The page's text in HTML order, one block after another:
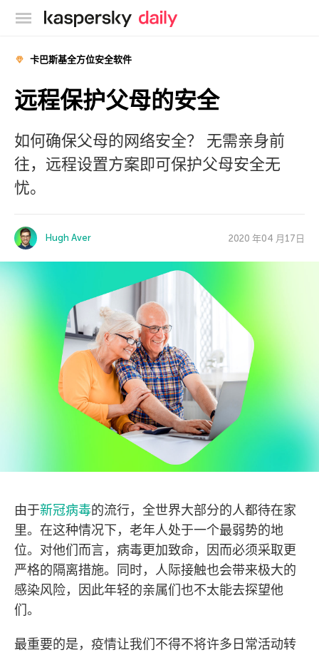
卡巴斯基官方博客
卡巴斯基全方位安全软件
远程保护父母的安全
如何确保父母的网络安全？ 无需亲身前
往，远程设置方案即可保护父母安全无
忧。
Hugh Aver 2020 年04 月17日
由于新冠病毒的流行，全世界大部分的人都待在家
里。在这种情况下，老年人处于一个最弱势的地
位。对他们而言，病毒更加致命，因而必须采取更
严格的隔离措施。同时，人际接触也会带来极大的
感染风险，因此年轻的亲属们也不太能去探望他
们。
最重要的是，疫情让我们不得不将许多日常活动转